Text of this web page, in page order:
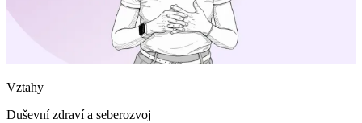
Vztahy
Duševní zdraví a seberozvoj